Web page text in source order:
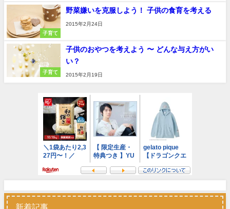
子育て
野菜嫌いを克服しよう！ 子供の食育を考える
2015年2月24日
子育て
子供のおやつを考えよう 〜 どんな与え方がい
い？
2015年2月19日
新着記事